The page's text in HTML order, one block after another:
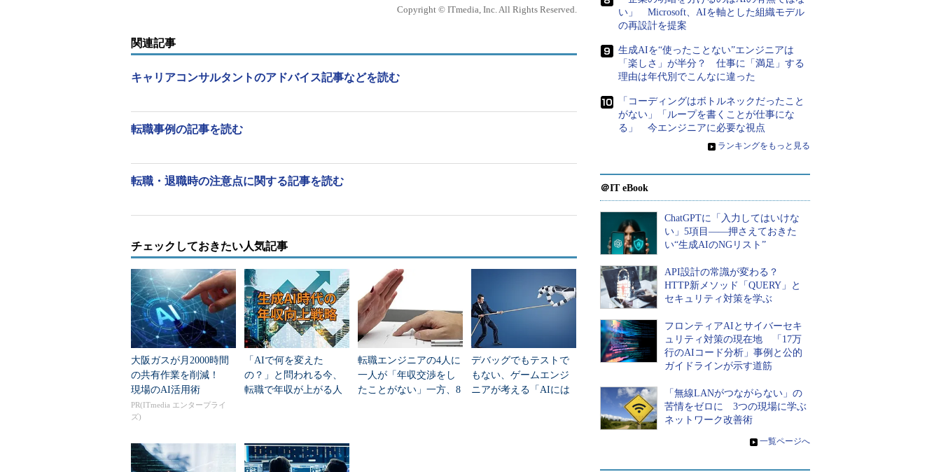
定するのではなく、自分の状況を客観的に見たうえで業務に取り組み、しっかりとした
プログラマ、システムエンジニア（SE）からコンサルタントを目指す方のケースを例
に話してみたいと思います。
コンサルタントを目指すSEの方は多いと思いますが、その場合、現在の経験が必ず生
きてきます。スキル、お客さま・社内をはじめとした人間関係など、どの場面でも経験
例えばスキルという点では、SEの間にしっかり身に付けておくべきスキルは、大きく3
1つは論理力。プログラミングを1つ間違えれば、システムが動かないことがありま
す。正確なプログラミングを行うことは、論理的思考力がなくてはできません。設計も
同様です。お客さまの要望をいかにシステムに落とし込むか。ロジカルな考え方が要求
されます。
次に段取り力。お客さまや協力会社との折衝などによって、プロジェクトを進めてい
くうえで必要なさまざまな調整から、物事を効率的に進めていく力が身に付きます。ま
た、ルーティンな業務も工夫1つで改善できることがあります。常に考えながら仕事をし
ていくことで、プロジェクトや業務をスムーズに進めていく仕切りができるようになり
そして胆力。システム構築に携わる以上、必ずいろいろなトラブルに直面することが
Copyright © ITmedia, Inc. All Rights Reserved.
関連記事
キャリアコンサルタントのアドバイス記事などを読む
転職事例の記事を読む
転職・退職時の注意点に関する記事を読む
チェックしておきたい人気記事
大阪ガスが月2000時間
の共有作業を削減！
現場のAI活用術
PR(ITmedia エンタープライ
ズ)
「AIで何を変えた
の？」と問われる今、
転職で年収が上がる人
転職エンジニアの4人に
一人が「年収交渉をし
たことがない」一方、8
デバッグでもテストで
もない、ゲームエンジ
ニアが考える「AIには
い」 Microsoft、AIを軸とした組織モデル
の再設計を提案
生成AIを“使ったことない”エンジニアは
「楽しさ」が半分？ 仕事に「満足」する
理由は年代別でこんなに違った
「コーディングはボトルネックだったこと
がない」「ループを書くことが仕事にな
る」 今エンジニアに必要な視点
» ランキングをもっと見る
＠IT eBook
ChatGPTに「入力してはいけな
い」5項目――押さえておきた
い“生成AIのNGリスト”
API設計の常識が変わる？
HTTP新メソッド「QUERY」と
セキュリティ対策を学ぶ
フロンティアAIとサイバーセキ
ュリティ対策の現在地 「17万
行のAIコード分析」事例と公的
ガイドラインが示す道筋
「無線LANがつながらない」の
苦情をゼロに 3つの現場に学ぶ
ネットワーク改善術
» 一覧ページへ